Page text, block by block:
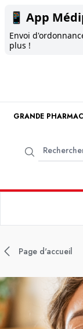
📱 App
Envoi
plus !
GRANDE
Page d'accueil